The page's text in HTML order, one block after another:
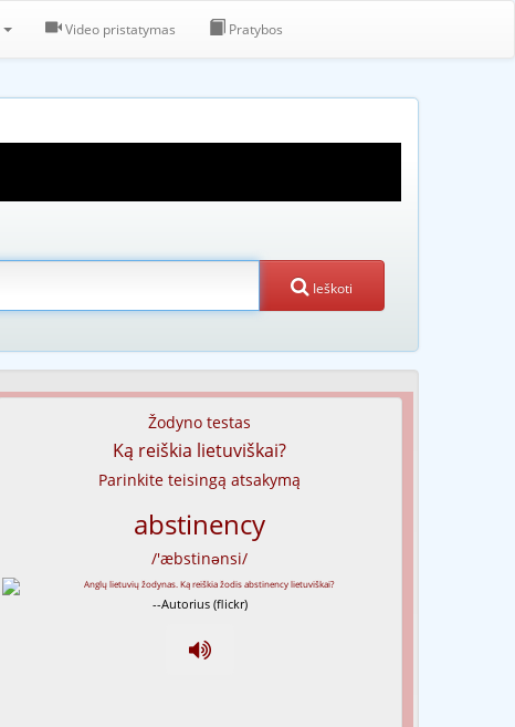
Video pristatymas Pratybos
Ieškoti
Žodyno testas
Ką reiškia lietuviškai?
Parinkite teisingą atsakymą
abstinency
/'æbstinənsi/
--Autorius (flickr)